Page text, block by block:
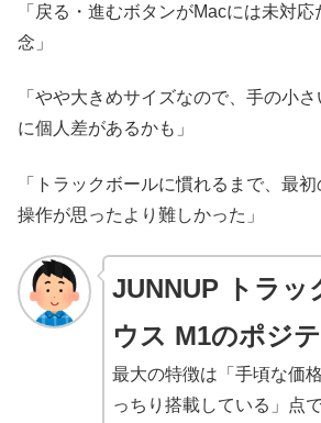
「戻る・進むボタンがMacには未対
念」
「やや大きめサイズなので、手の小
に個人差があるかも」
「トラックボールに慣れるまで、最
操作が思ったより難しかった」
JUNNUP トラッ
ウス ‎M1のポジ
最大の特徴は「手頃な価
っちり搭載している」点